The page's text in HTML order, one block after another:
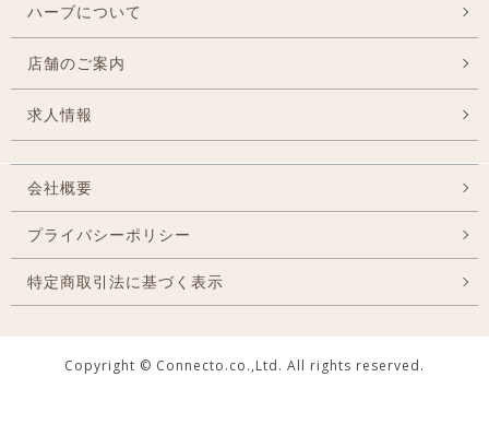
ハーブについて
店舗のご案内
求人情報
会社概要
プライバシーポリシー
特定商取引法に基づく表示
Copyright © Connecto.co.,Ltd. All rights reserved.